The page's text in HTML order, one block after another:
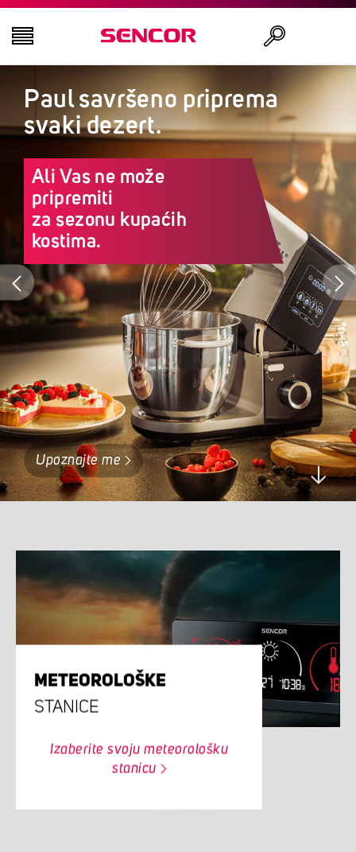
TELEVIZORI
AUDIO - VIDEO
KUHINJA
DOMAĆINSTVO
ZDRAVLJE I LEPOTA
KANCELARIJA I KABLOVI
Paul savršeno priprema
svaki dezert.
Ali Vas ne može
pripremiti
za sezonu kupaćih
kostima.
Upoznajte me
METEOROLOŠKE
STANICE
Izaberite svoju meteorološku
stanicu